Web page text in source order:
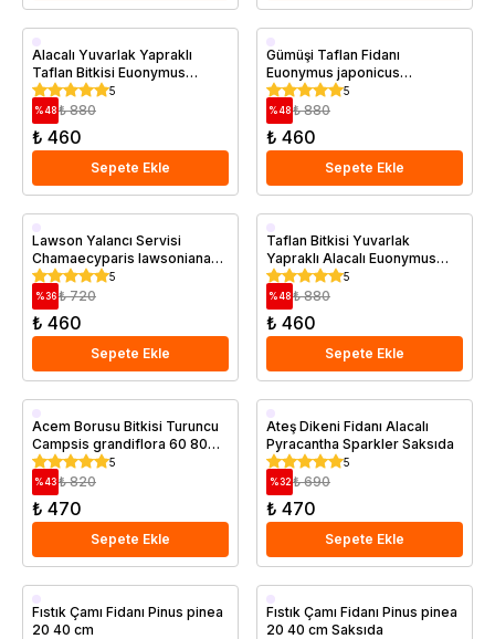
Alacalı Yuvarlak Yapraklı
Taflan Bitkisi Euonymus
japonicus Bravo 20 25 cm
5
%48 ₺ 880
₺ 460
Sepete Ekle
Saksıda
Gümüşi Taflan Fidanı
Euonymus japonicus
Microphyllus Variegata 20 40
cm
5
%48 ₺ 880
₺ 460
Sepete Ekle
Saksıda
Lawson Yalancı Servisi
Chamaecyparis lawsoniana
Ellwoodii 10 20 cm
5
%36 ₺ 720
₺ 460
Sepete Ekle
Saksıda
Taflan Bitkisi Yuvarlak
Yapraklı Alacalı Euonymus
japonicus Bravo 20 25 cm
5
%48 ₺ 880
₺ 460
Sepete Ekle
Saksıda
Acem Borusu Bitkisi Turuncu
Campsis grandiflora 60 80
cm Saksıda5
%43 ₺ 820
₺ 470
Sepete Ekle
Saksıda
Ateş Dikeni Fidanı Alacalı
Pyracantha Sparkler Saksıda
5
%32 ₺ 690
₺ 470
Sepete Ekle
Saksıda
Fıstık Çamı Fidanı Pinus pinea
20 40 cm
Saksıda
Fıstık Çamı Fidanı Pinus pinea
20 40 cm Saksıda